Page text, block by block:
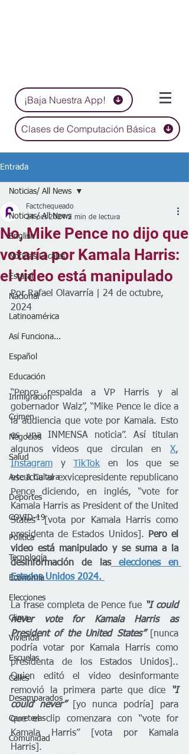
¡Baja Nuestra App!
Clases de Computación Básica
Entrada
Noticias/ All News
English
Noticias Locales
Estatal
Nacional
Latinoamérica
Así Funciona...
Español
Educación
Inmigración
Crimen
Negocios
Salud
Arte & Cultura
Deportes
COVID-19
Política
Tecnología
Economía
Elecciones
Clima
Vivienda
Escuelas
Calles
Desamparados
Carreteras
Comunidad
Noticias/ All News
No, Mike Pence no dijo que
votaría por Kamala Harris:
el video está manipulado
Factchequeado
24 oct 2024 2 min de lectura
Por Rafael Olavarría | 24 de octubre,
2024
“Pence respalda a VP Harris y al
gobernador Walz”, “Mike Pence le dice a
la audiencia que vote por Kamala. Esto
es una INMENSA noticia”. Así titulan
algunos videos que circulan en X
Instagram y TikTok en los que se
escucha al exvicepresidente republicano
Pence diciendo, en inglés, “vote for
Kamala Harris as President of the United
States” [vota por Kamala Harris como
presidenta de Estados Unidos].
Pero el
video está manipulado y se suma a la
desinformación de las elecciones en
Estados Unidos 2024.
La frase completa de Pence fue “I could
never vote for Kamala Harris as
President of the United States”
[nunca
podría votar por Kamala Harris como
presidenta de los Estados Unidos]..
Quien editó el video desinformante
removió la primera parte que dice
“I
could never”
[yo nunca podría] para
que el clip comenzara con “vote for
Kamala Harris” [vota por Kamala
Harris].